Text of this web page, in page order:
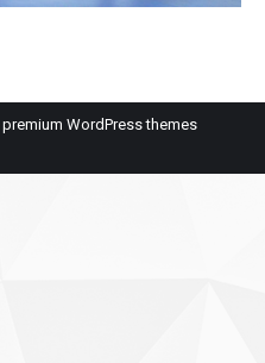
premium WordPress themes